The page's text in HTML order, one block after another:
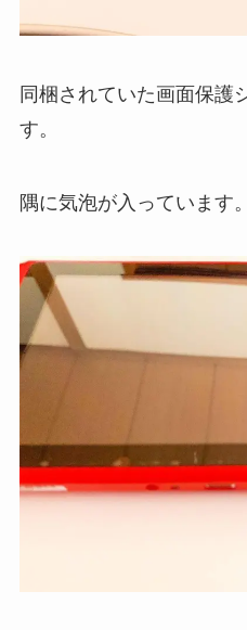
同梱されていた画面保護
す。
隅に気泡が入っています。